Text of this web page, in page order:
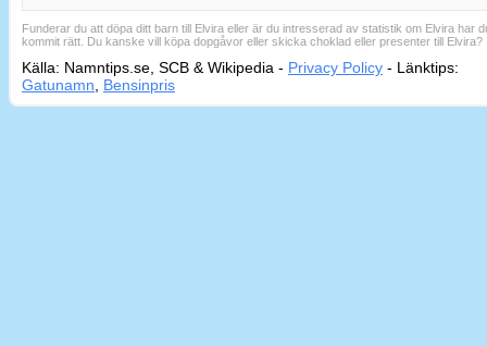
Funderar du att döpa ditt barn till Elvira eller är du intresserad av statistik om Elvira har
kommit rätt. Du kanske vill köpa dopgåvor eller skicka choklad eller presenter till Elvira?
Källa: Namntips.se, SCB & Wikipedia - Privacy Policy - Länktips:
Gatunamn
Bensinpris